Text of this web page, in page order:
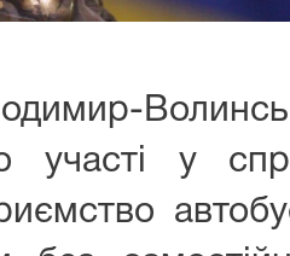
участі у